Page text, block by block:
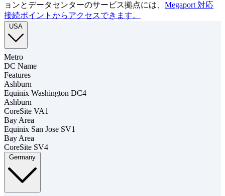
ョンとデータセンターのサービス拠点には、 Megaport 対応
接続ポイントからアクセスできます。
USA
Metro
DC Name
Features
Ashburn
Equinix Washington DC4
Ashburn
CoreSite VA1
Bay Area
Equinix San Jose SV1
Bay Area
CoreSite SV4
Germany